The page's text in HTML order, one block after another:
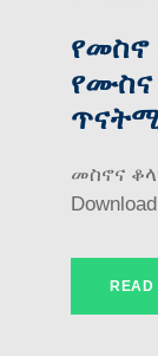
የመስኖ
መስኖና
Download
READ